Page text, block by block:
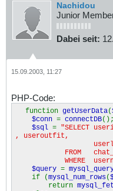
Nachidou
Junior
Dabei seit:
15.09.2003, 11:27
PHP-Code:
function getUserData(
$conn = connectDB();
$sql = "SELECT
, useroutfit,
userlevel,
FROM
WHERE
$query =
if (mysql_num_rows(
return